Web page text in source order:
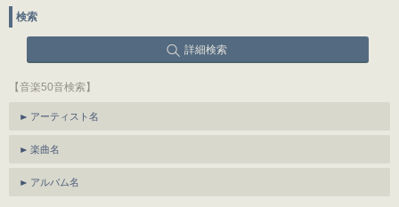
検索
詳細検索
【音楽50音検索】
アーティスト名
楽曲名
アルバム名